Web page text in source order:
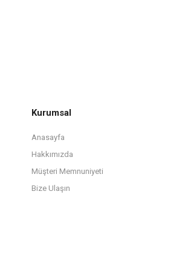
Kurumsal
Anasayfa
Hakkımızda
Müşteri Memnuniyeti
Bize Ulaşın